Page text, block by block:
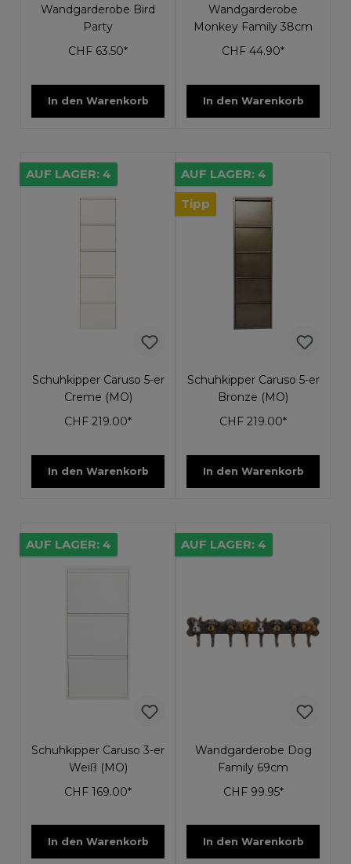
Wandgarderobe Bird
Party
CHF 63.50*
In den Warenkorb
Wandgarderobe
Monkey Family 38cm
CHF 44.90*
In den Warenkorb
AUF LAGER: 4
Schuhkipper Caruso 5-er
Creme (MO)
CHF 219.00*
In den Warenkorb
AUF LAGER: 4
Tipp
Schuhkipper Caruso 5-er
Bronze (MO)
CHF 219.00*
In den Warenkorb
AUF LAGER: 4
Schuhkipper Caruso 3-er
Weiß (MO)
CHF 169.00*
In den Warenkorb
AUF LAGER: 4
Wandgarderobe Dog
Family 69cm
CHF 99.95*
In den Warenkorb